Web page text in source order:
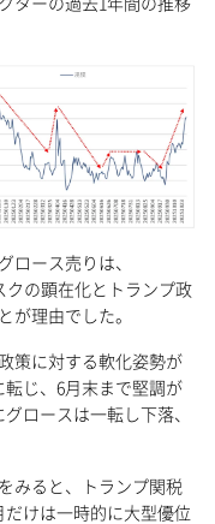
ターの過去1年間の推移
ロース売りは、
クの顕在化とトランプ政
が理由でした。
策に対する軟化姿勢が
転じ、6月末まで堅調が
ロースは一転し下落、
みると、トランプ関税
だけは一時的に大型優位